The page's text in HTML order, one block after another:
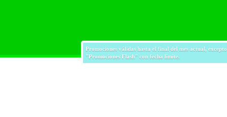
Promociones válidas hasta el final del mes actual, excepto
"Promociones Flash" con fecha límite.